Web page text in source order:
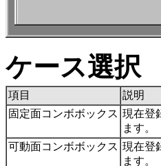
ケース選択
項目
説明
固定面コンボボックス 現在登
ます。
可動面コンボボックス 現在登
ます。